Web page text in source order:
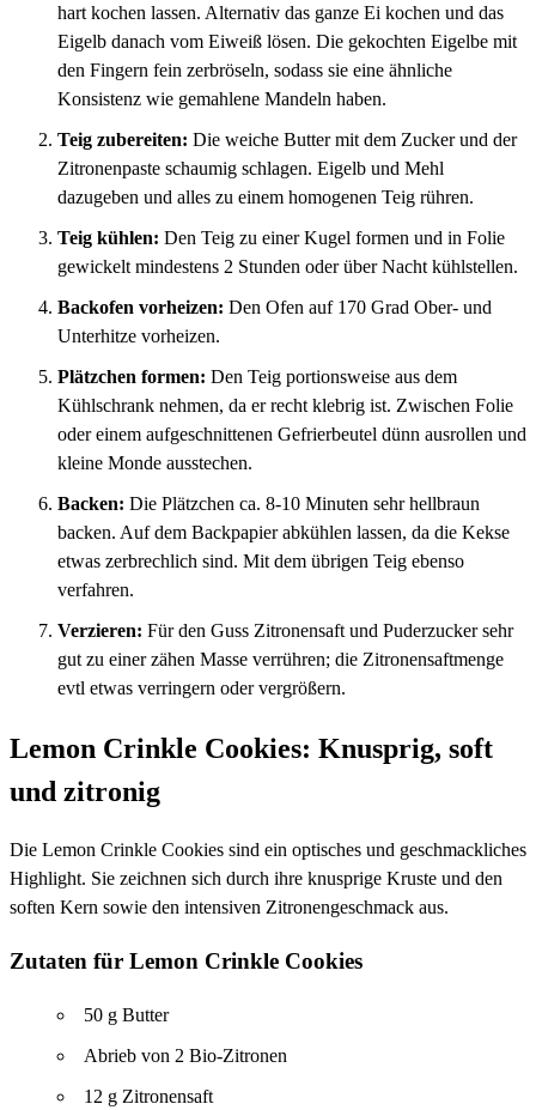
hart kochen lassen. Alternativ das ganze Ei kochen und das
Eigelb danach vom Eiweiß lösen. Die gekochten Eigelbe mit
den Fingern fein zerbröseln, sodass sie eine ähnliche
Konsistenz wie gemahlene Mandeln haben.
Teig zubereiten: Die weiche Butter mit dem Zucker und der
Zitronenpaste schaumig schlagen. Eigelb und Mehl
dazugeben und alles zu einem homogenen Teig rühren.
Teig kühlen: Den Teig zu einer Kugel formen und in Folie
gewickelt mindestens 2 Stunden oder über Nacht kühlstellen.
Backofen vorheizen: Den Ofen auf 170 Grad Ober- und
Unterhitze vorheizen.
Plätzchen formen: Den Teig portionsweise aus dem
Kühlschrank nehmen, da er recht klebrig ist. Zwischen Folie
oder einem aufgeschnittenen Gefrierbeutel dünn ausrollen und
kleine Monde ausstechen.
Backen: Die Plätzchen ca. 8-10 Minuten sehr hellbraun
backen. Auf dem Backpapier abkühlen lassen, da die Kekse
etwas zerbrechlich sind. Mit dem übrigen Teig ebenso
verfahren.
Verzieren: Für den Guss Zitronensaft und Puderzucker sehr
gut zu einer zähen Masse verrühren; die Zitronensaftmenge
evtl etwas verringern oder vergrößern.
Lemon Crinkle Cookies: Knusprig, soft
und zitronig
Die Lemon Crinkle Cookies sind ein optisches und geschmackliches
Highlight. Sie zeichnen sich durch ihre knusprige Kruste und den
soften Kern sowie den intensiven Zitronengeschmack aus.
Zutaten für Lemon Crinkle Cookies
50 g Butter
Abrieb von 2 Bio-Zitronen
12 g Zitronensaft